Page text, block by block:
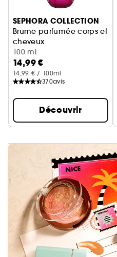
Ignorer le carrousel produits
SEPHORA COLLECTION
Brume parfumée corps et
cheveux
Cerise + crème fouettée
100 ml
14,99 €
14,99 € / 100ml
370avis
Découvrir